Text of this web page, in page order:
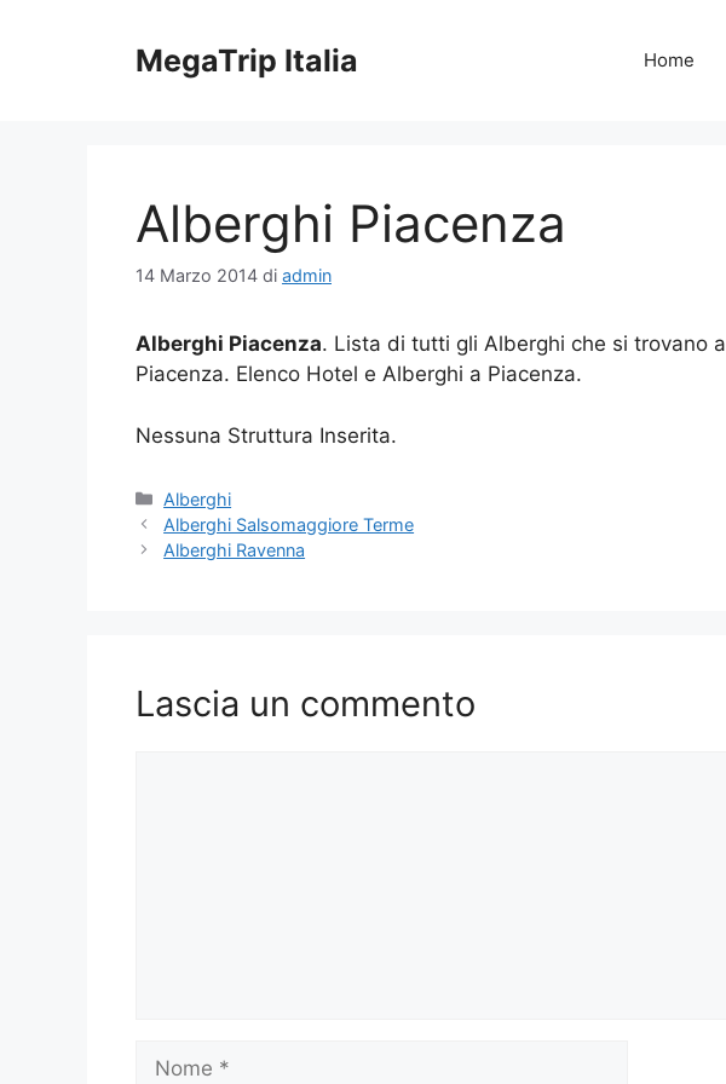
MegaTrip Italia Home
Alberghi Piacenza
14 Marzo 2014 di admin
Alberghi Piacenza. Lista di tutti gli Alberghi che si trovano a
Piacenza. Elenco Hotel e Alberghi a Piacenza.
Nessuna Struttura Inserita.
Categorie
Alberghi
Alberghi Salsomaggiore Terme
Alberghi Ravenna
Lascia un commento